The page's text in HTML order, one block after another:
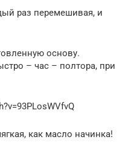
раз перемешивая, и
основу.
– час – полтора, при
как масло начинка!